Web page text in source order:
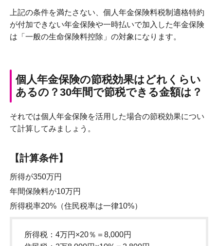
上記の条件を満たさない、個人年金保険料税制適格特約
が付加できない年金保険や一時払いで加入した年金保険
は「一般の生命保険料控除」の対象になります。
個人年金保険の節税効果はどれくらい
あるの？30年間で節税できる金額は？
それでは個人年金保険を活用した場合の節税効果につい
て計算してみましょう。
【計算条件】
所得が350万円
年間保険料が10万円
所得税率20%（住民税率は一律10%）
所得税：4万円×20％＝8,000円